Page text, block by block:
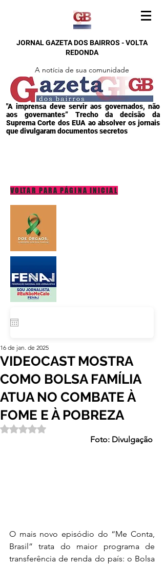
JORNAL GAZETA DOS BAIRROS - VOLTA
REDONDA
A notícia de sua comunidade
"A imprensa deve servir aos governados, não
aos governantes” Trecho da decisão da
Suprema Corte dos EUA ao absolver os jornais
que divulgaram documentos secretos
VOLTAR PARA PÁGINA INICIAL
VIDEOCAST MOSTRA
COMO BOLSA FAMÍLIA
ATUA NO COMBATE À
FOME E À POBREZA
16 de jan. de 2025
Avaliado com NaN de 5 estrelas.
Foto: Divulgação
O mais novo episódio do “Me Conta,
Brasil” trata do maior programa de
transferência de renda do país: o Bolsa